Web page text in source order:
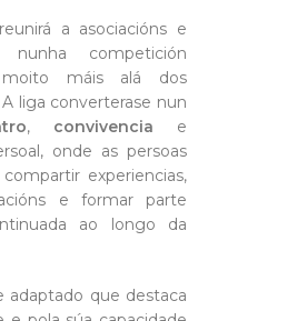
a asociacións e
nunha competición
máis alá dos
liga converterase nun
, convivencia e
onde as persoas
experiencias,
e formar parte
ao longo da
que destaca